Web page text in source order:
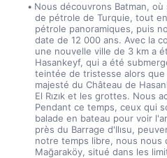
Nous découvrons Batman,
de pétrole de Turquie, tout
pétrole panoramiques, puis
date de 12 000 ans. Avec la
une nouvelle ville de 3 km a
Hasankeyf, qui a été
teintée de tristesse alors
majesté du Château de
El Rızık et les grottes. Nous
Pendant ce temps, ceux qui
balade en bateau pour voir
près du Barrage d'Ilısu,
notre temps libre, nous nous
Mağaraköy, situé dans les